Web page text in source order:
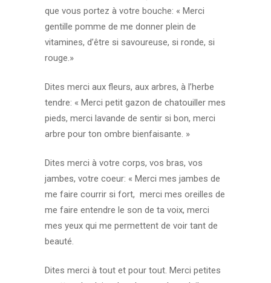
que vous portez à votre bouche: « Merci
gentille pomme de me donner plein de
vitamines, d’être si savoureuse, si ronde, si
rouge.»
Dites merci aux fleurs, aux arbres, à l’herbe
tendre: « Merci petit gazon de chatouiller mes
pieds, merci lavande de sentir si bon, merci
arbre pour ton ombre bienfaisante. »
Dites merci à votre corps, vos bras, vos
jambes, votre coeur: « Merci mes jambes de
me faire courrir si fort, merci mes oreilles de
me faire entendre le son de ta voix, merci
mes yeux qui me permettent de voir tant de
beauté.
Dites merci à tout et pour tout. Merci petites